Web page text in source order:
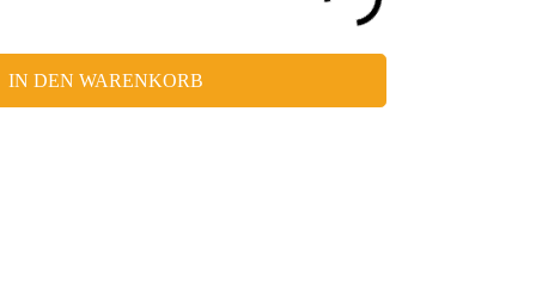
IN DEN WARENKORB